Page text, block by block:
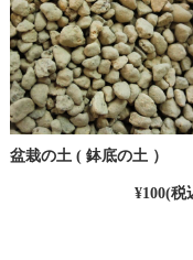
盆栽の土 ( 鉢底の土 ）
¥100(税